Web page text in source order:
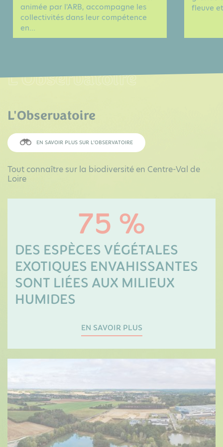
animée par l'ARB, accompagne les
collectivités dans leur compétence
en...
fleuve
L'Observatoire
L'Observatoire
EN SAVOIR PLUS SUR L’OBSERVATOIRE
Tout connaître sur la biodiversité en Centre-Val de
Loire
75 %
DES ESPÈCES VÉGÉTALES
EXOTIQUES ENVAHISSANTES
SONT LIÉES AUX MILIEUX
HUMIDES
EN SAVOIR PLUS